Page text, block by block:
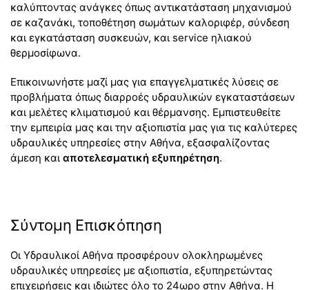
καλύπτοντας ανάγκες όπως αντικατάσταση μηχανισμού
σε καζανάκι, τοποθέτηση σωμάτων καλοριφέρ, σύνδεση
και εγκατάσταση συσκευών, και service ηλιακού
θερμοσίφωνα.
Επικοινωνήστε μαζί μας για επαγγελματικές λύσεις σε
προβλήματα όπως διαρροές υδραυλικών εγκαταστάσεων
και μελέτες κλιματισμού και θέρμανσης. Εμπιστευθείτε
την εμπειρία μας και την αξιοπιστία μας για τις καλύτερες
υδραυλικές υπηρεσίες στην Αθήνα, εξασφαλίζοντας
άμεση και αποτελεσματική εξυπηρέτηση.
Σύντομη Επισκόπηση
Οι Υδραυλικοί Αθήνα προσφέρουν ολοκληρωμένες
υδραυλικές υπηρεσίες με αξιοπιστία, εξυπηρετώντας
επιχειρήσεις και ιδιώτες όλο το 24ωρο στην Αθήνα. Η